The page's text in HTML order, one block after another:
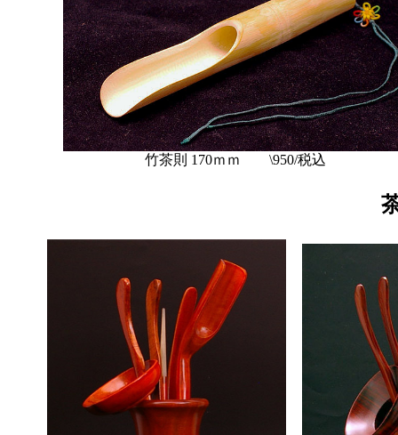
竹茶則 170ｍｍ \950/税込